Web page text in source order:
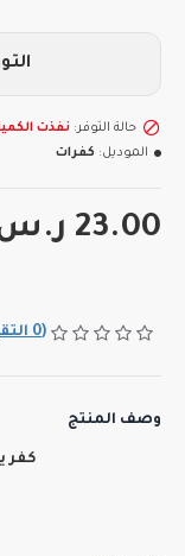
(0 التقييمات)
23.00 ر.س
حالة التوفر: نفذت
الموديل: كفرات
وصف المنتج
كفر